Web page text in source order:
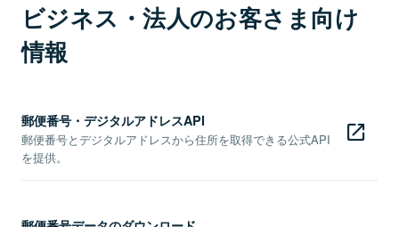
ビジネス・法人のお客さま向け
情報
郵便番号・デジタルアドレスAPI
郵便番号とデジタルアドレスから住所を取得できる公式API
を提供。